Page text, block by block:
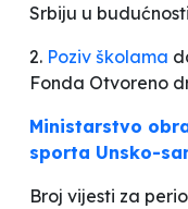
Srbiju u
2. Poziv školama
Fonda Otvoreno
Ministarstvo
sporta Unsko-
Broj vijesti za